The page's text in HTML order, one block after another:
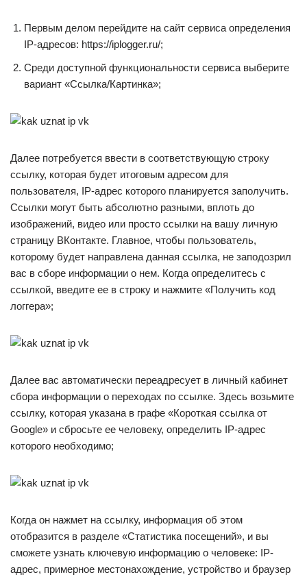
Первым делом перейдите на сайт сервиса определения
IP-адресов: https://iplogger.ru/;
Среди доступной функциональности сервиса выберите
вариант «Ссылка/Картинка»;
Далее потребуется ввести в соответствующую строку
ссылку, которая будет итоговым адресом для
пользователя, IP-адрес которого планируется заполучить.
Ссылки могут быть абсолютно разными, вплоть до
изображений, видео или просто ссылки на вашу личную
страницу ВКонтакте. Главное, чтобы пользователь,
которому будет направлена данная ссылка, не заподозрил
вас в сборе информации о нем. Когда определитесь с
ссылкой, введите ее в строку и нажмите «Получить код
логгера»;
Далее вас автоматически переадресует в личный кабинет
сбора информации о переходах по ссылке. Здесь возьмите
ссылку, которая указана в графе «Короткая ссылка от
Google» и сбросьте ее человеку, определить IP-адрес
которого необходимо;
Когда он нажмет на ссылку, информация об этом
отобразится в разделе «Статистика посещений», и вы
сможете узнать ключевую информацию о человеке: IP-
адрес, примерное местонахождение, устройство и браузер